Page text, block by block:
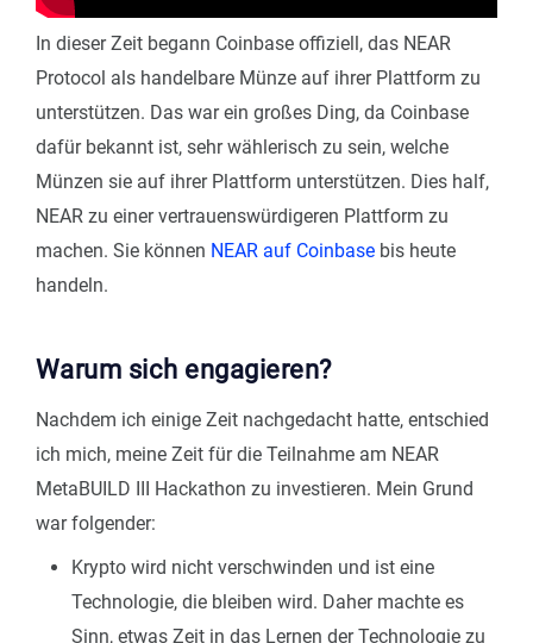
In dieser Zeit begann Coinbase offiziell, das NEAR
Protocol als handelbare Münze auf ihrer Plattform zu
unterstützen. Das war ein großes Ding, da Coinbase
dafür bekannt ist, sehr wählerisch zu sein, welche
Münzen sie auf ihrer Plattform unterstützen. Dies half,
NEAR zu einer vertrauenswürdigeren Plattform zu
machen. Sie können NEAR auf Coinbase bis heute
handeln.
Warum sich engagieren?
Nachdem ich einige Zeit nachgedacht hatte, entschied
ich mich, meine Zeit für die Teilnahme am NEAR
MetaBUILD III Hackathon zu investieren. Mein Grund
war folgender:
Krypto wird nicht verschwinden und ist eine
Technologie, die bleiben wird. Daher machte es
Sinn, etwas Zeit in das Lernen der Technologie zu